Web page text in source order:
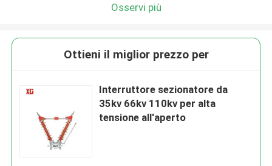
Osservi più
Ottieni il miglior prezzo per
Interruttore sezionatore da
35kv 66kv 110kv per alta
tensione all'aperto